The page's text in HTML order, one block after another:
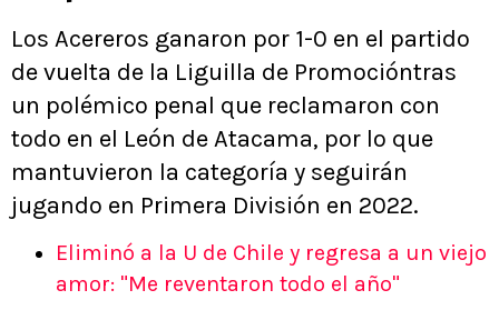
Los Acereros ganaron por 1-0 en el partido
de vuelta de la Liguilla de Promocióntras
un polémico penal que reclamaron con
todo en el León de Atacama, por lo que
mantuvieron la categoría y seguirán
jugando en Primera División en 2022.
Eliminó a la U de Chile y regresa a un viejo
amor: "Me reventaron todo el año"